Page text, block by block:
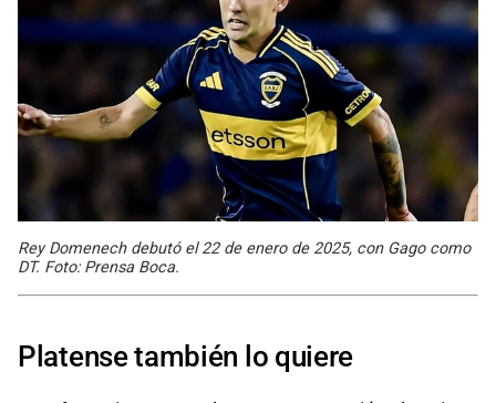
Rey Domenech debutó el 22 de enero de 2025, con Gago como
DT. Foto: Prensa Boca.
Platense también lo quiere